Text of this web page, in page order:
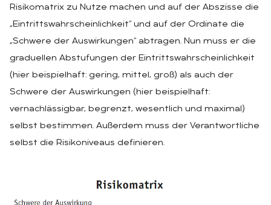
Risikomatrix zu Nutze machen und auf der Abszisse die
„Eintrittswahrscheinlichkeit“ und auf der Ordinate die
„Schwere der Auswirkungen“ abtragen. Nun muss er die
graduellen Abstufungen der Eintrittswahrscheinlichkeit
(hier beispielhaft: gering, mittel, groß) als auch der
Schwere der Auswirkungen (hier beispielhaft:
vernachlässigbar, begrenzt, wesentlich und maximal)
selbst bestimmen. Außerdem muss der Verantwortliche
selbst die Risikoniveaus definieren.